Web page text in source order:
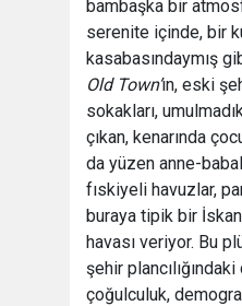
bambaşka bir
serenite içinde, bir
kasabasındaymış
Old Town’ın, eski
sokakları,
çıkan, kenarında
da yüzen anne-
fıskiyeli havuzlar,
buraya tipik bir
havası veriyor. Bu
şehir
çoğulculuk,